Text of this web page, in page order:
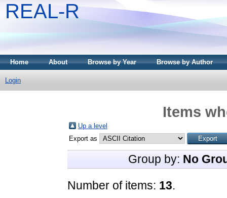
REAL-R
Home About Browse by Year Browse by Author
Login
Items
Up a level
Export as
Group by: No
Number of items: 13.